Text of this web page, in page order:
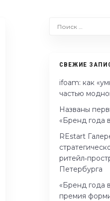
СВЕЖИЕ
ifoam: как
частью
Названы
«Бренд года
REstart
Петербурга
«Бренд года
премия